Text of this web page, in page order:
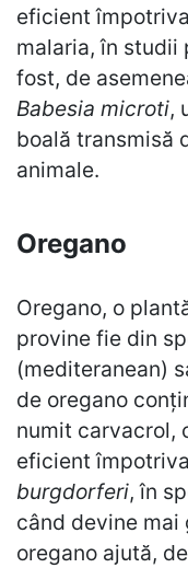
eficient
malaria, în studii
fost, de
Babesia microti,
boală transmisă
animale.
Oregano
Oregano, o
provine fie din
(mediteranean)
de oregano
numit carvacrol,
eficient
burgdorferi, în
când devine mai
oregano ajută,